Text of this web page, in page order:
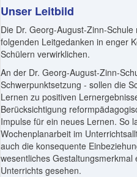
Unser Leitbild
Die Dr. Georg-August-Zinn-
folgenden Leitgedanken in enger
Schülern verwirklichen.
An der Dr. Georg-August-Zinn-
Schwerpunktsetzung - sollen die
Lernen zu positiven
Berücksichtigung
Impulse für ein neues Lernen. So
Wochenplanarbeit im
auch die konsequente
wesentliches
Unterrichts gesehen.